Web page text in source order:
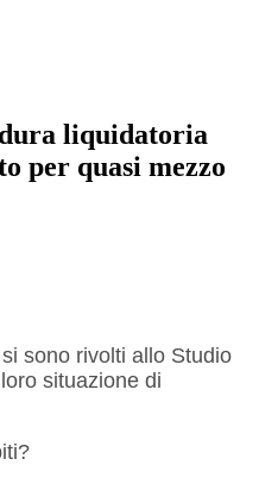
liquidatoria
per quasi mezzo
sono rivolti allo Studio
situazione di